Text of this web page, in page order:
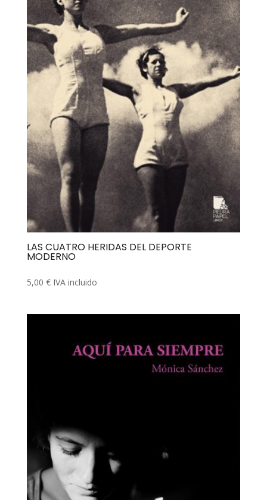
LAS CUATRO HERIDAS DEL DEPORTE
MODERNO
5,00 € IVA incluido